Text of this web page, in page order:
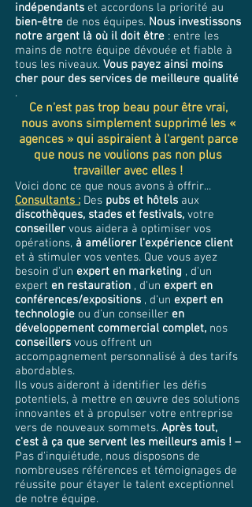
indépendants et accordons la priorité au
bien-être de nos équipes. Nous investissons
notre argent là où il doit être : entre les
mains de notre équipe dévouée et fiable à
tous les niveaux. Vous payez ainsi moins
cher pour des services de meilleure qualité
.
Ce n'est pas trop beau pour être vrai,
nous avons simplement supprimé les «
agences » qui aspiraient à l'argent parce
que nous ne voulions pas non plus
travailler avec elles !
Voici donc ce que nous avons à offrir...
Consultants : Des pubs et hôtels aux
discothèques, stades et festivals, votre
conseiller vous aidera à optimiser vos
opérations, à améliorer l'expérience client
et à stimuler vos ventes. Que vous ayez
besoin d'un expert en marketing , d'un
expert en restauration , d'un expert en
conférences/expositions , d'un expert en
technologie ou d'un conseiller en
développement commercial complet, nos
conseillers vous offrent un
accompagnement personnalisé à des tarifs
abordables.
Ils vous aideront à identifier les défis
potentiels, à mettre en œuvre des solutions
innovantes et à propulser votre entreprise
vers de nouveaux sommets. Après tout,
c'est à ça que servent les meilleurs amis ! –
Pas d'inquiétude, nous disposons de
nombreuses références et témoignages de
réussite pour étayer le talent exceptionnel
de notre équipe.